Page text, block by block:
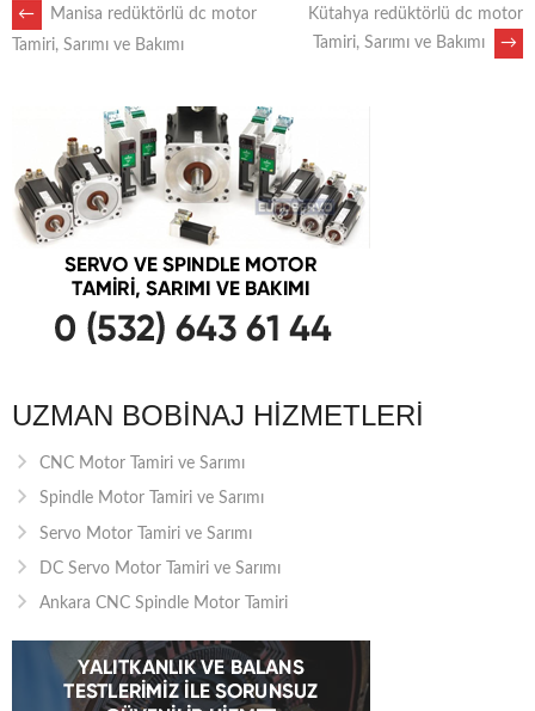
POST
NAVIGATION
←
Manisa redüktörlü dc motor
Tamiri, Sarımı ve Bakımı
Kütahya redüktörlü dc motor
Tamiri, Sarımı ve Bakımı
→
UZMAN BOBINAJ HIZMETLERI
CNC Motor Tamiri ve Sarımı
Spindle Motor Tamiri ve Sarımı
Servo Motor Tamiri ve Sarımı
DC Servo Motor Tamiri ve Sarımı
Ankara CNC Spindle Motor Tamiri